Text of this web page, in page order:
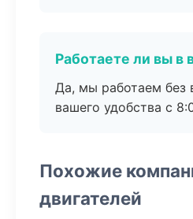
Работаете ли вы в
Да, мы работаем без
вашего удобства с
Похожие
двигателей